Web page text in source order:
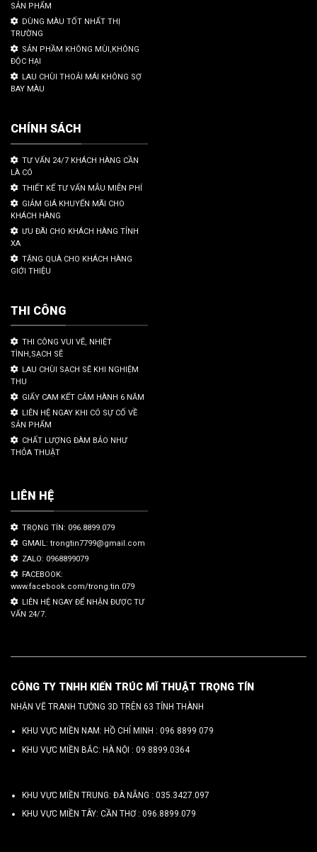
SẢN PHẨM
DÙNG MÀU TỐT NHẤT THỊ
TRƯỜNG
SẢN PHẦM KHÔNG MÙI,KHÔNG
ĐỘC HẠI
LAU CHÙI THOẢI MÁI KHÔNG SỢ
BAY MÀU
CHÍNH SÁCH
TƯ VẤN 24/7 KHÁCH HÀNG CẦN
LÀ CÓ
THIẾT KẾ TƯ VẤN MẪU MIỄN PHÍ
GIẢM GIÁ KHUYẾN MÃI CHO
KHÁCH HÀNG
ƯU ĐÃI CHO KHÁCH HÀNG TỈNH
XA
TẶNG QUÀ CHO KHÁCH HÀNG
GIỚI THIỆU
THI CÔNG
THI CÔNG VUI VẼ, NHIỆT
TÌNH,SẠCH SẼ
LAU CHÙI SẠCH SẼ KHI NGHIỆM
THU
GIẤY CAM KẾT CẢM HÀNH 6 NĂM
LIÊN HỆ NGAY KHI CÓ SỰ CỐ VỀ
SẢN PHẨM
CHẤT LƯỢNG ĐÀM BẢO NHƯ
THỎA THUẬT
LIÊN HỆ
TRỌNG TÍN: 096.8899.079
GMAIL: trongtin7799@gmail.com
ZALO: 0968899079
FACEBOOK:
www.facebook.com/trong.tin.079
LIÊN HỆ NGAY ĐỂ NHẬN ĐƯỢC TƯ
VẤN 24/7.
CÔNG TY TNHH KIẾN TRÚC MĨ THUẬT TRỌNG TÍN
NHẬN VẼ TRANH TƯỜNG 3D TRÊN 63 TỈNH THÀNH
KHU VỰC MIỀN NAM: HỒ CHÍ MINH : 096 8899 079
KHU VỰC MIỀN BẮC: HÀ NỘI : 09.8899.0364
KHU VỰC MIỀN TRUNG: ĐÀ NẴNG : 035.3427.097
KHU VỰC MIỀN TÂY: CẦN THƠ : 096.8899.079